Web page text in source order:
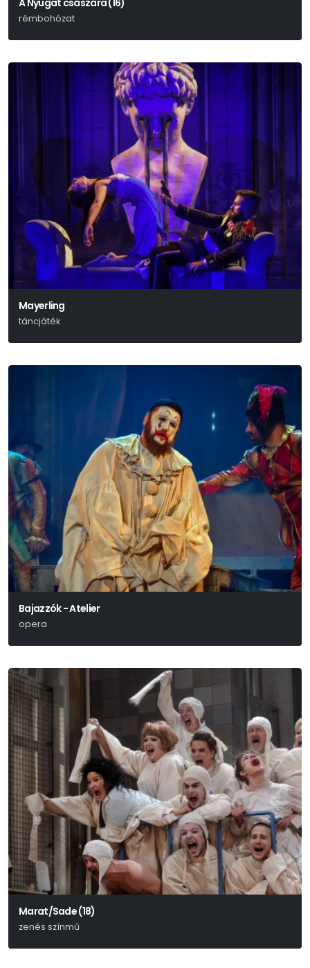
rémbohózat
Mayerling
táncjáték
Bajazzók - Atelier
opera
Marat/Sade (18)
zenés színmű